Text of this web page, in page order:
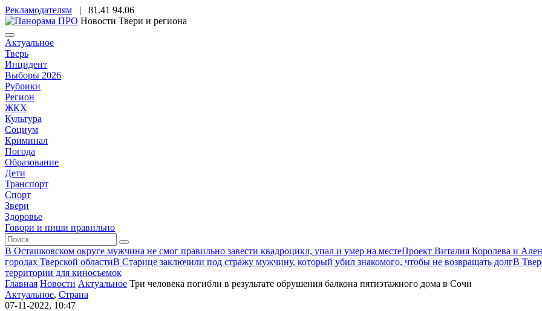
Рекламодателям | 81.41 94.06
Новости Твери и региона
Актуальное
Тверь
Инцидент
Выборы 2026
Рубрики
Регион
ЖКХ
Культура
Социум
Криминал
Погода
Образование
Дети
Транспорт
Спорт
Звери
Здоровье
Говори и пиши правильно
В Осташковском округе мужчина не смог правильно завести квадроцикл, упал и умер на местеПроект Виталия Королева и
городах Тверской областиВ Старице заключили под стражу мужчину, который убил знакомого, чтобы не возвращать долгВ
территории для киносъемок
Главная Новости Актуальное Три человека погибли в результате обрушения балкона пятиэтажного дома в Сочи
Актуальное, Страна
07-11-2022, 10:47